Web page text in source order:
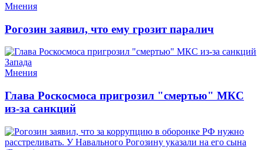
Мнения
Рогозин заявил, что ему грозит паралич
Мнения
Глава Роскосмоса пригрозил "смертью" МКС
из-за санкций